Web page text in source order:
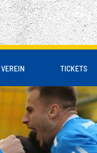
VEREIN TICKETS
PARTNER